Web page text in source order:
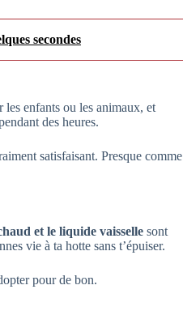
secondes
les enfants ou les animaux, et
des heures.
satisfaisant. Presque comme
et le liquide vaisselle sont
vie à ta hotte sans t’épuiser.
pour de bon.